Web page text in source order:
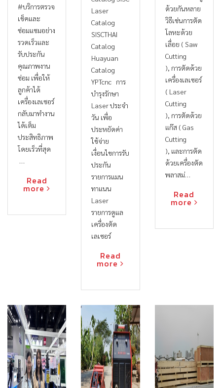
#บริการตรวจ
เช็คและ
ซ่อมแซมอย่าง
รวดเร็วและ
รับประกัน
คุณภาพงาน
ซ่อม เพื่อให้
ลูกค้าได้
เครื่องเลเซอร์
กลับมาทำงาน
ได้เต็ม
ประสิทธิภาพ
โดยเร็วที่สุด
…
Read
more
Laser
Catalog
SISCTHAI
Catalog
Huayuan
Catalog
YPTcnc การ
บำรุงรักษา
Laser ประจำ
วัน เพื่อ
ประหยัดค่า
ใช้จ่าย
เงื่อนไขการรับ
ประกัน
รายการแมน
ทาแนน
Laser
รายการดูแล
เครื่องตัด
เลเซอร์
Read
more
ด้วยกันหลาย
วิธีเช่นการตัด
โลหะด้วย
เลื่อย ( Saw
Cutting
), การตัดด้วย
เครื่องเลเซอร์
( Laser
Cutting
), การตัดด้วย
แก๊ส ( Gas
Cutting
), และการตัด
ด้วยเครื่องตัด
พลาสม่…
Read
more